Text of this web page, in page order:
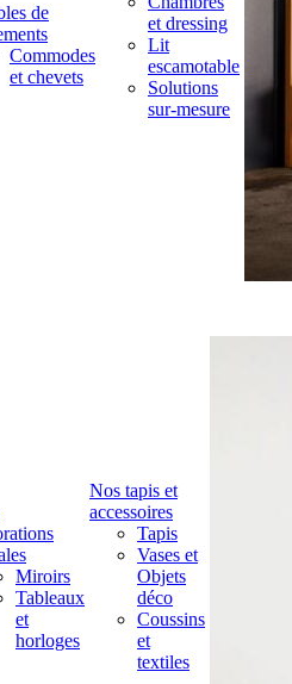
de
Commodes
et chevets
et dressing
Lit
escamotable
Solutions
sur-mesure
Miroirs
Tableaux
et
horloges
Nos tapis et
accessoires
Tapis
Vases et
Objets
déco
Coussins
et
textiles